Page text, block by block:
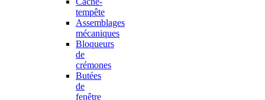
tempête
Assemblages
mécaniques
Bloqueurs
de
crémones
Butées
de
fenêtre